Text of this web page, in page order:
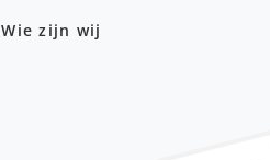
Wie zijn wij